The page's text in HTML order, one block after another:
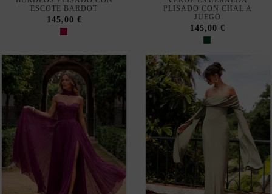
ESCOTE BARDOT
145,00 €
PLISADO CON CHAL A
JUEGO
145,00 €